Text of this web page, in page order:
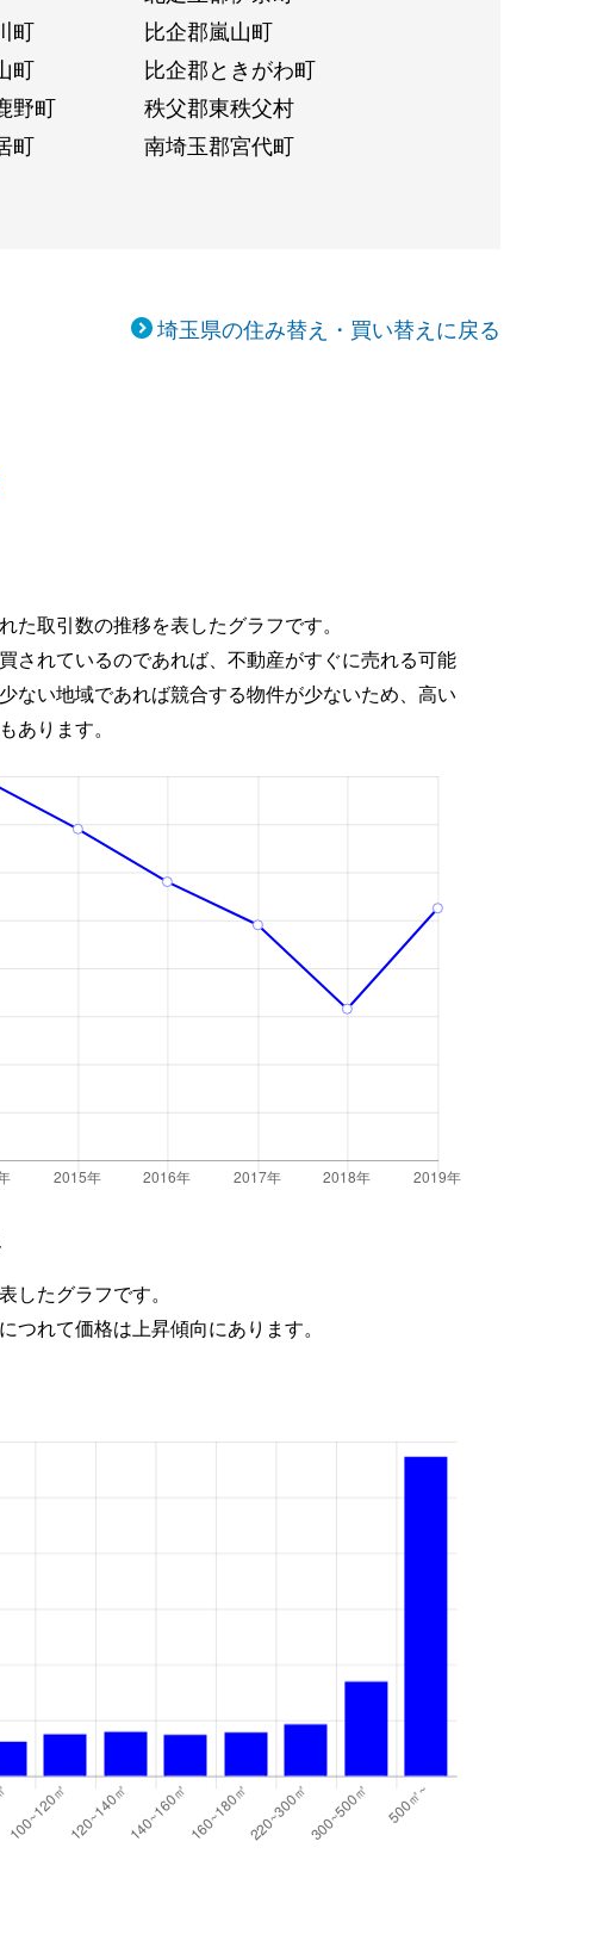
町
比企郡嵐山町
町
比企郡ときがわ町
野町
秩父郡東秩父村
町
南埼玉郡宮代町
埼玉県の住み替え・買い替えに戻る
た取引数の推移を表したグラフです。
されているのであれば、不動産がすぐに売れる可能
ない地域であれば競合する物件が少ないため、高い
あります。
したグラフです。
つれて価格は上昇傾向にあります。